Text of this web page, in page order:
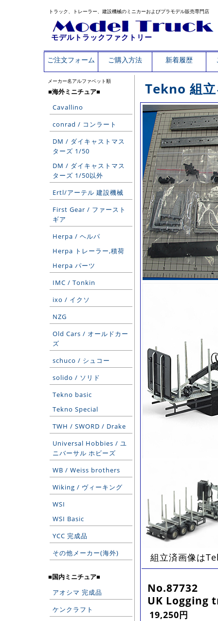
トラック、トレーラー、建設機械のミニカーおよびプラモデル販売専門店
モデルトラックファクトリー
ご注文フォーム ご購入方法 新着履歴
メーカー名アルファベット順
■海外ミニチュア■
Cavallino
conrad / コンラート
DM / ダイキャストマス
ターズ 1/50
DM / ダイキャストマス
ターズ 1/50以外
Ertl/アーテル 建設機械
First Gear / ファースト
ギア
Herpa / ヘルパ
Herpa トレーラー,積荷
Herpa パーツ
IMC / Tonkin
ixo / イクソ
NZG
Old Cars / オールドカー
ズ
schuco / シュコー
solido / ソリド
Tekno basic
Tekno Special
TWH / SWORD / Drake
Universal Hobbies / ユ
ニバーサル ホビーズ
WB / Weiss brothers
Wiking / ヴィーキング
WSI
WSI Basic
YCC 完成品
その他メーカー(海外)
■国内ミニチュア■
アオシマ 完成品
ケンクラフト
Tekno 組
組立済画像は
No.87732
UK Logging
19,250円